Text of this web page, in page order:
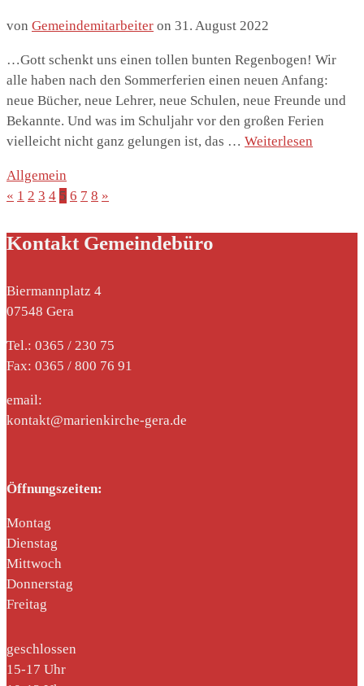
von Gemeindemitarbeiter on 31. August 2022
…Gott schenkt uns einen tollen bunten Regenbogen! Wir
alle haben nach den Sommerferien einen neuen Anfang:
neue Bücher, neue Lehrer, neue Schulen, neue Freunde und
Bekannte. Und was im Schuljahr vor den großen Ferien
vielleicht nicht ganz gelungen ist, das … Weiterlesen
Allgemein
« 1 2 3 4 5 6 7 8 »
Kontakt Gemeindebüro
Biermannplatz 4
07548 Gera
Tel.: 0365 / 230 75
Fax: 0365 / 800 76 91
email:
kontakt@marienkirche-gera.de
Öffnungszeiten:
Montag
Dienstag
Mittwoch
Donnerstag
Freitag
geschlossen
15-17 Uhr